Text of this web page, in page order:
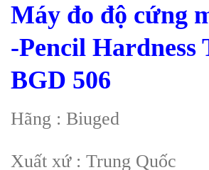
Máy đo độ cứng
-Pencil Hardness
BGD 506
Hãng : Biuged
Xuất xứ : Trung Quốc